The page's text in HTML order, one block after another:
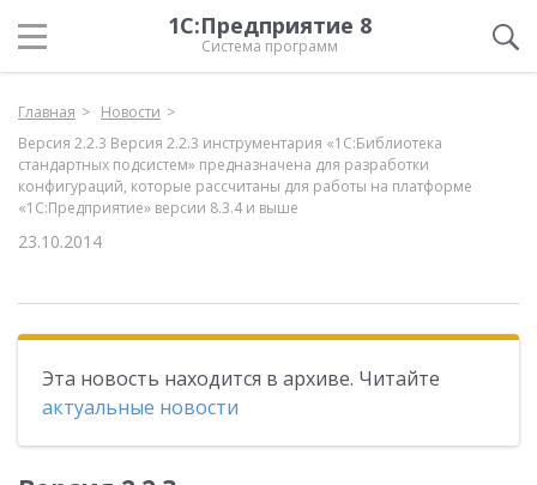
1С:Предприятие 8
Система программ
Главная
Новости
Версия 2.2.3 Версия 2.2.3 инструментария «1С:Библиотека
стандартных подсистем» предназначена для разработки
конфигураций, которые рассчитаны для работы на платформе
«1С:Предприятие» версии 8.3.4 и выше
23.10.2014
Эта новость находится в архиве. Читайте
актуальные новости